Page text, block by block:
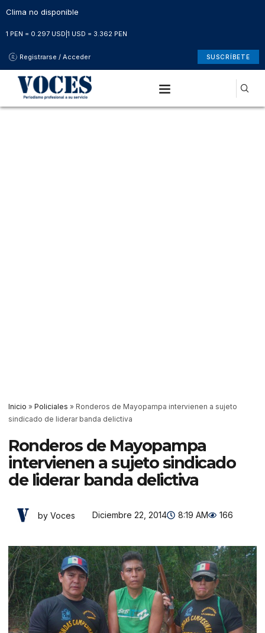
Clima no disponible
1 PEN = 0.297 USD 1 USD = 3.362 PEN
Registrarse / Acceder SUSCRÍBETE
Inicio » Policiales » Ronderos de Mayopampa intervienen a sujeto
sindicado de liderar banda delictiva
Ronderos de Mayopampa
intervienen a sujeto sindicado
de liderar banda delictiva
by Voces Diciembre 22, 2014 8:19 AM 166